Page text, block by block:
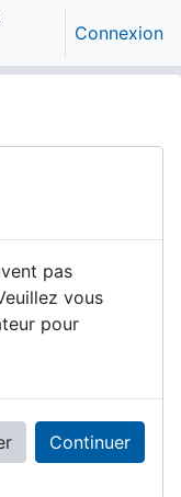
Connexion
pas
vous
pour
Continuer